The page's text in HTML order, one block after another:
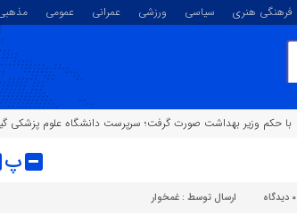
فرهنگی هنری سیاسی ورزشی عمرانی عمومی
با حکم وزیر بهداشت صورت گرفت؛ سرپرست دانشگاه علوم پزشکی
پ
۰ دیدگاه ارسال توسط : غمخوار